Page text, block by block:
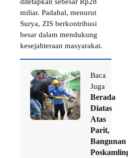
miliar. Padahal, menurut
Surya, ZIS berkontribusi
besar dalam mendukung
kesejahteraan masyarakat.
Baca
Juga
Berada
Diatas
Atas
Parit,
Bangunan